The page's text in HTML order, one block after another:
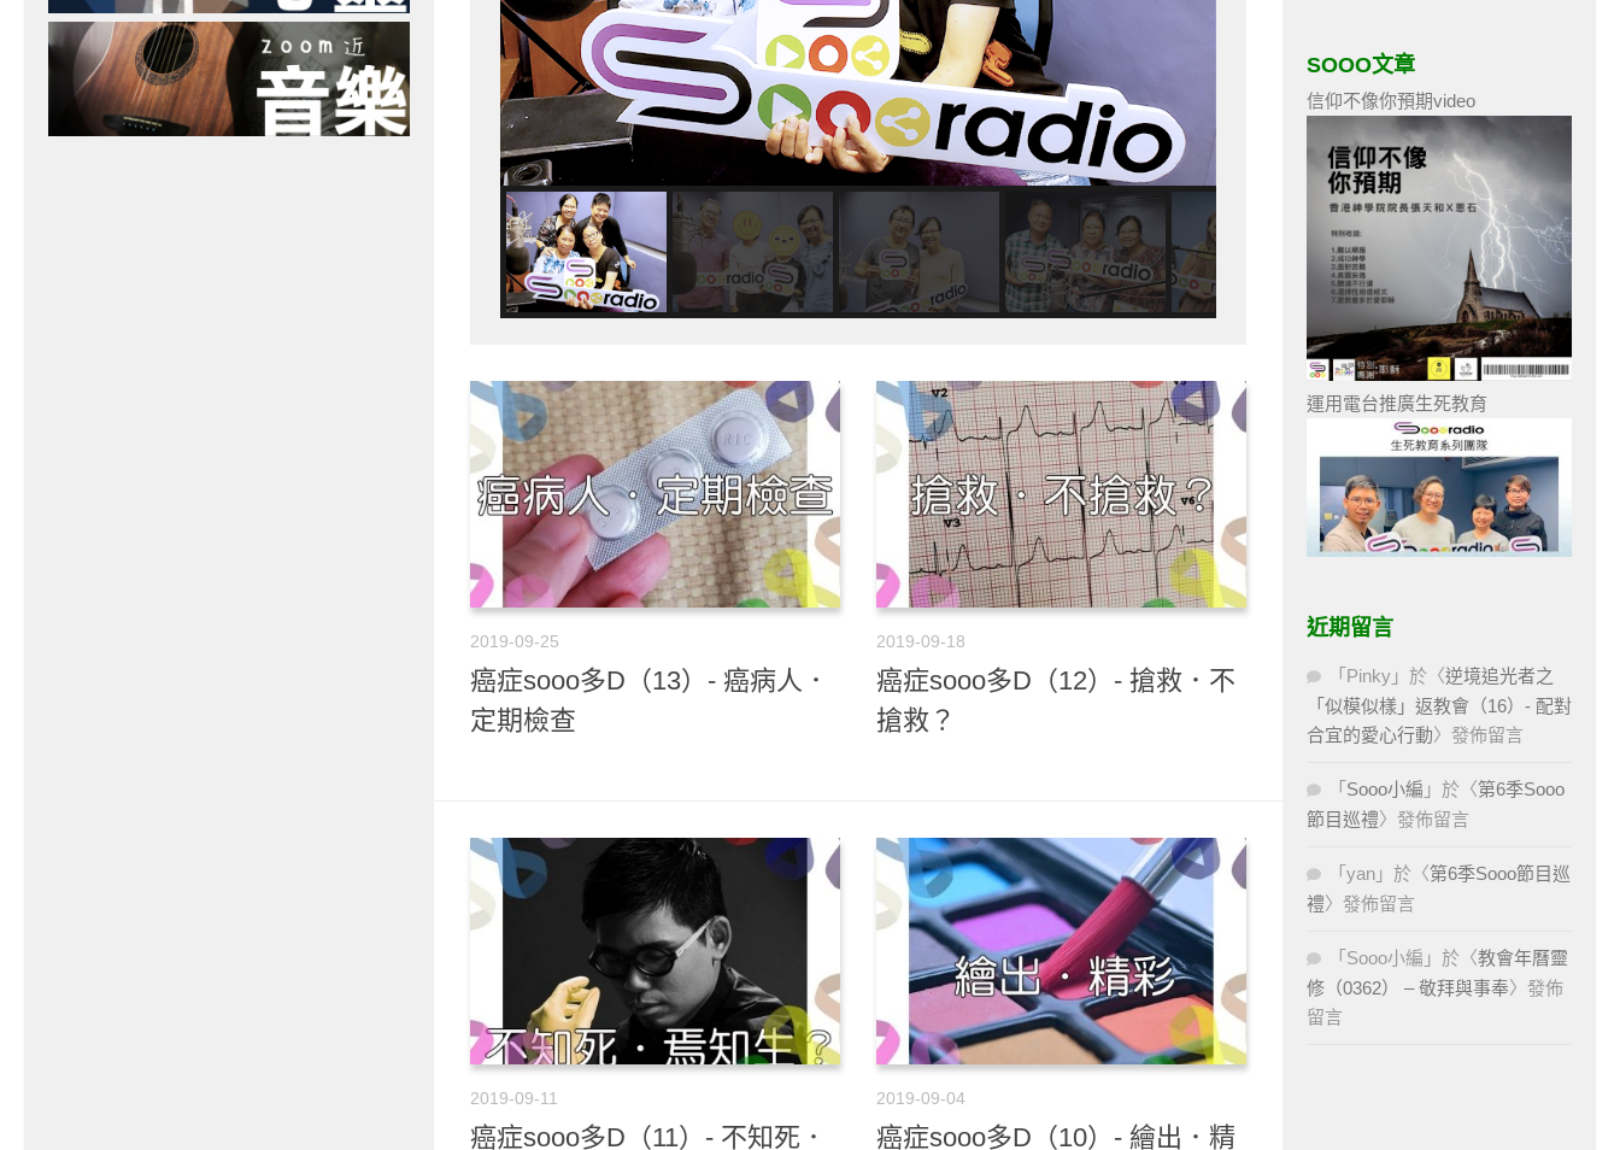
2019-09-25
癌症sooo多D（13）- 癌病人．
定期檢查
2019-09-18
癌症sooo多D（12）- 搶救．不
搶救？
2019-09-11
癌症sooo多D（11）- 不知死．
2019-09-04
癌症sooo多D（10）- 繪出．精
SOOO文章
信仰不像你預期video
運用電台推廣生死教育
近期留言
「 Pinky 」於〈逆境追光者之
「似模似樣」返教會（16）- 配對
合宜的愛心行動〉發佈留言
「 Sooo小編 」於〈第6季Sooo
節目巡禮〉發佈留言
「 yan 」於〈第6季Sooo節目巡
禮〉發佈留言
「 Sooo小編 」於〈教會年曆靈
修（0362） – 敬拜與事奉〉發佈
留言